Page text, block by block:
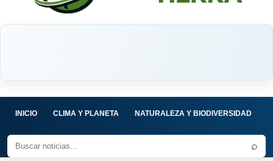
INICIO CLIMA Y PLANETA NATURALEZA Y BIODIVERSIDAD
⌕